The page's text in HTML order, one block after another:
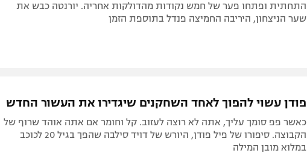
התחתית ופתחו פער של חמש נקודות מהדולקות אחריה. יורנטה כבש את
שער הניצחון, היריבה החמיצה פנדל בתוספת הזמן
פודן עשוי להפוך לאחד השחקנים שיגדירו את העשור החדש
כאשר פפ סומך עליך, אתה לא רוצה לעזוב. קל וחומר אם אתה אוהד שרוף של
הקבוצה. סיפורו של פיל פודן, היורש של דויד סילבה שהפך בגיל 20 לכוכב
במלוא מובן המילה